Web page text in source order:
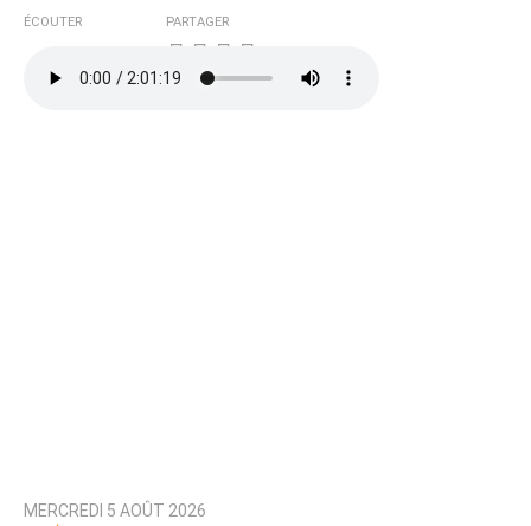
ÉCOUTER PARTAGER
MERCREDI 5 AOÛT 2026